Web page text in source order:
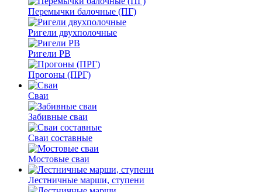
Перемычки балочные (ПГ)
Ригели двухполочные
Ригели РВ
Прогоны (ПРГ)
Сваи
Забивные сваи
Сваи составные
Мостовые сваи
Лестничные марши, ступени